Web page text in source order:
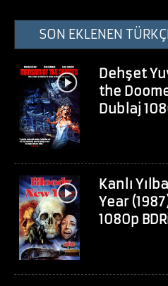
SON EKLENEN
Dehşet
the
Dublaj
Kanlı
Year
1080p